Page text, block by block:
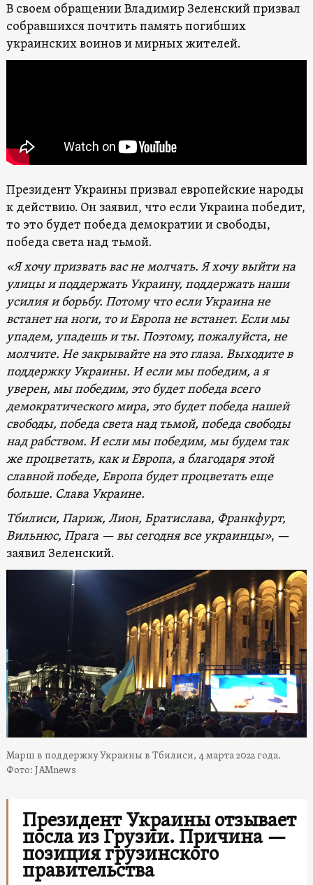
В своем обращении Владимир Зеленский призвал
собравшихся почтить память погибших
украинских воинов и мирных жителей.
Президент Украины призвал европейские народы
к действию. Он заявил, что если Украина победит,
то это будет победа демократии и свободы,
победа света над тьмой.
«Я хочу призвать вас не молчать. Я хочу выйти на
улицы и поддержать Украину, поддержать наши
усилия и борьбу. Потому что если Украина не
встанет на ноги, то и Европа не встанет. Если мы
упадем, упадешь и ты. Поэтому, пожалуйста, не
молчите. Не закрывайте на это глаза. Выходите в
поддержку Украины. И если мы победим, а я
уверен, мы победим, это будет победа всего
демократического мира, это будет победа нашей
свободы, победа света над тьмой, победа свободы
над рабством. И если мы победим, мы будем так
же процветать, как и Европа, а благодаря этой
славной победе, Европа будет процветать еще
больше. Слава Украине.
Тбилиси, Париж, Лион, Братислава, Франкфурт,
Вильнюс, Прага — вы сегодня все украинцы», —
заявил Зеленский.
Марш в поддержку Украины в Тбилиси, 4 марта 2022 года.
Фото: JAMnews
Президент Украины отзывает
посла из Грузии. Причина —
позиция грузинского
правительства